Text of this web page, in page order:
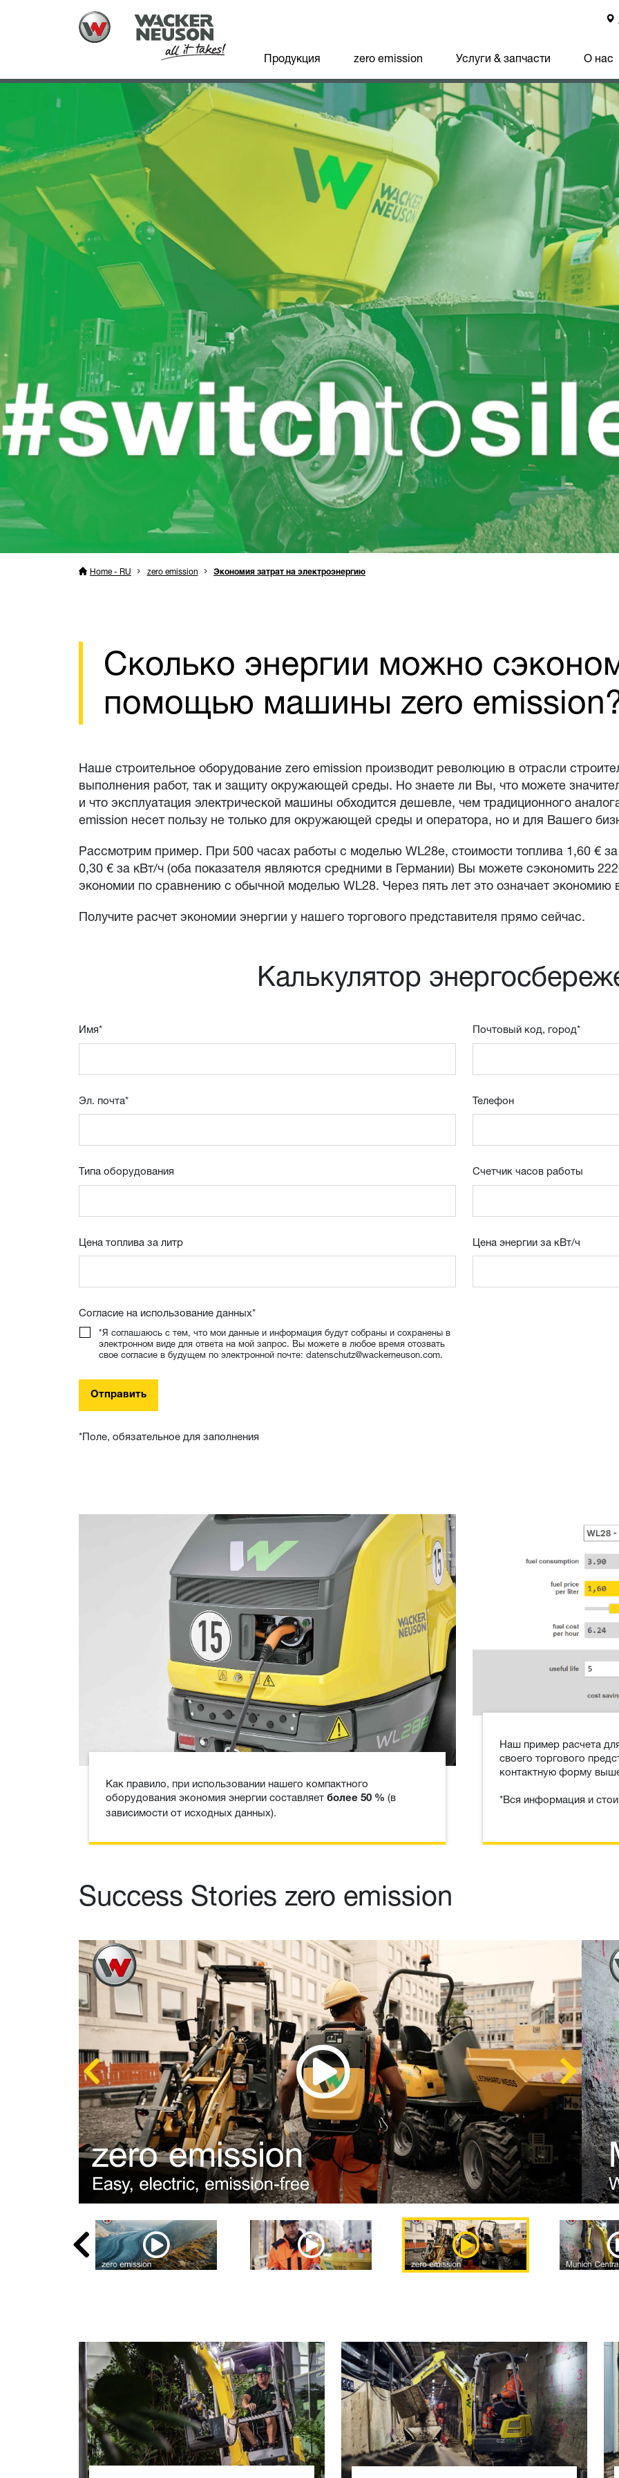
Продукция zero emission Услуги & запчасти О нас
Home - RU zero emission Экономия затрат на электроэнергию
Сколько энергии можно
помощью машины zero
Наше строительное оборудование zero emission производит революцию в отрасли
выполнения работ, так и защиту окружающей среды. Но знаете ли Вы, что можете
и что эксплуатация электрической машины обходится дешевле, чем традиционного
emission несет пользу не только для окружающей среды и оператора, но и для Вашего
Рассмотрим пример. При 500 часах работы с моделью WL28e, стоимости топлива 1,60 €
0,30 € за кВт/ч (оба показателя являются средними в Германии) Вы можете сэкономить
экономии по сравнению с обычной моделью WL28. Через пять лет это означает экономию
Получите расчет экономии энергии у нашего торгового представителя прямо сейчас.
Калькулятор
Имя* Почтовый код, город*
Эл. почта* Телефон
Типа оборудования Счетчик часов работы
Цена топлива за литр Цена энергии за кВт/ч
Согласие на использование данных*
*Я соглашаюсь с тем, что мои данные и информация будут собраны и сохранены в
электронном виде для ответа на мой запрос. Вы можете в любое время отозвать
свое согласие в будущем по электронной почте: datenschutz@wackerneuson.com.
Отправить
*Поле, обязательное для заполнения
Как правило, при использовании нашего компактного
оборудования экономия энергии составляет более 50 % (в
зависимости от исходных данных).
Наш пример расчета
своего торгового
контактную форму
*Вся информация и
Success Stories zero emission